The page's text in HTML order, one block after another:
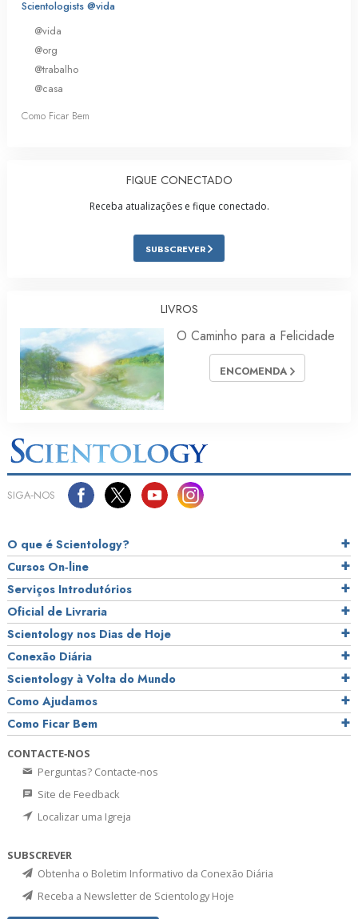
Scientologists @vida
@vida
@org
@trabalho
@casa
Como Ficar Bem
FIQUE CONECTADO
Receba atualizações e fique conectado.
SUBSCREVER
LIVROS
O Caminho para a Felicidade
ENCOMENDA
SIGA‑NOS
O que é Scientology?
Cursos On‑line
Serviços Introdutórios
Oficial de Livraria
Scientology nos Dias de Hoje
Conexão Diária
Scientology à Volta do Mundo
Como Ajudamos
Como Ficar Bem
CONTACTE‑NOS
Perguntas? Contacte‑nos
Site de Feedback
Localizar uma Igreja
SUBSCREVER
Obtenha o Boletim Informativo da Conexão Diária
Receba a Newsletter de Scientology Hoje